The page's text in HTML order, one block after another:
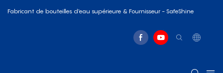
Fabricant de bouteilles d'eau supérieure & Fournisseur - SafeShine